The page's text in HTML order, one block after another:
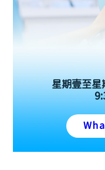
星期壹至星